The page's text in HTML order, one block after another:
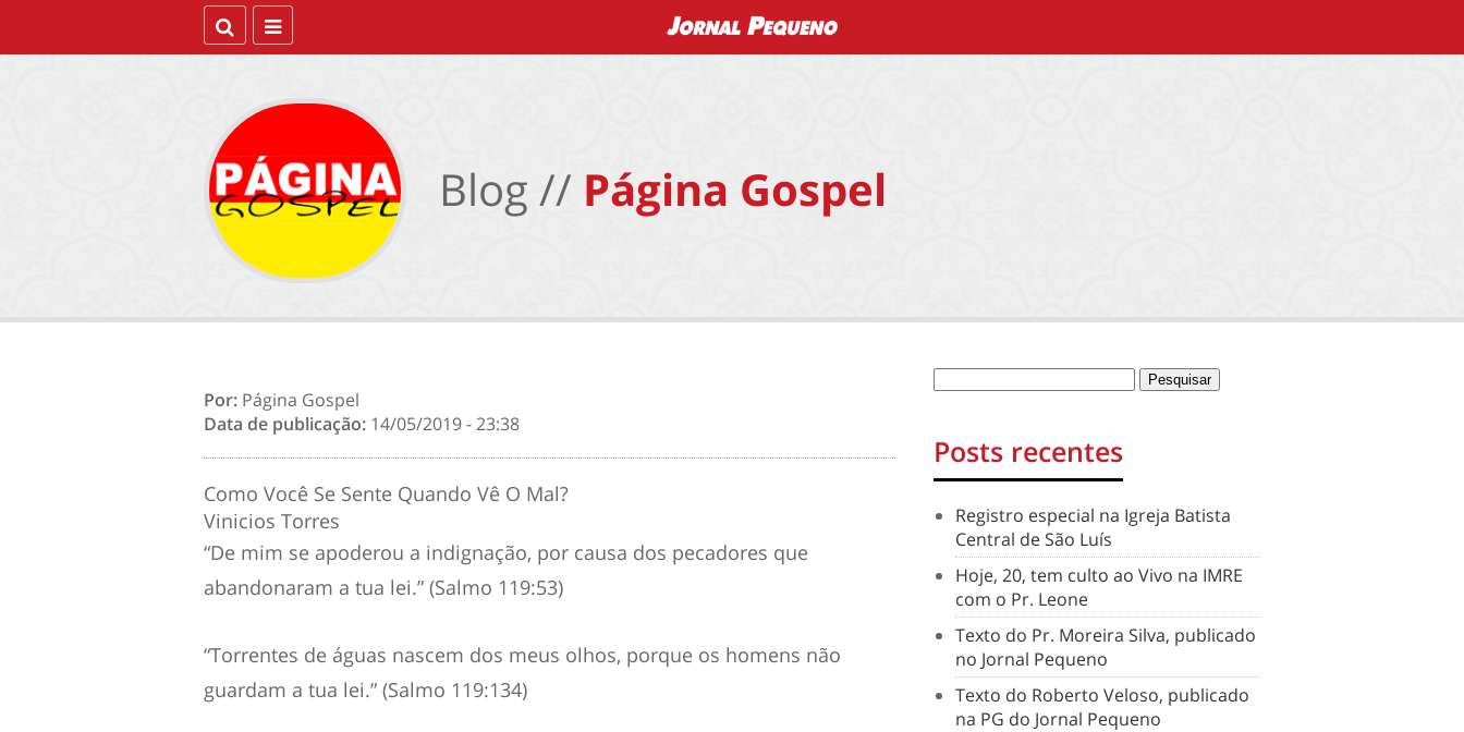
Blog // Página Gospel
Por: Página Gospel
Data de publicação: 14/05/2019 - 23:38
Como Você Se Sente Quando Vê O Mal?
Vinicios Torres
“De mim se apoderou a indignação, por causa dos pecadores que
abandonaram a tua lei.” (Salmo 119:53)
“Torrentes de águas nascem dos meus olhos, porque os homens não
guardam a tua lei.” (Salmo 119:134)
Posts recentes
Registro especial na Igreja Batista
Central de São Luís
Hoje, 20, tem culto ao Vivo na IMRE
com o Pr. Leone
Texto do Pr. Moreira Silva, publicado
no Jornal Pequeno
Texto do Roberto Veloso, publicado
na PG do Jornal Pequeno